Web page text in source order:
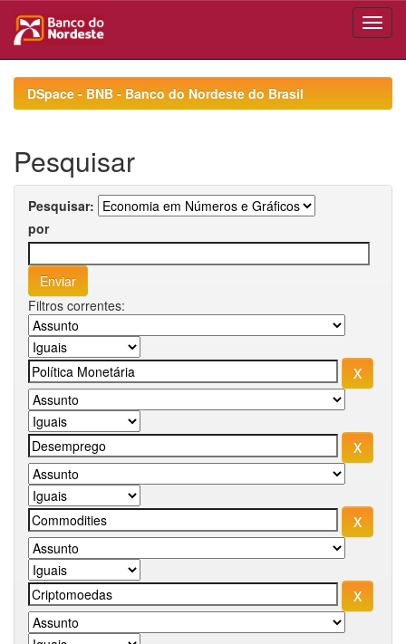
navigationDSpace - BNB - Banco do Nordeste do Brasil
Pesquisar
Pesquisar:
por
Filtros correntes: